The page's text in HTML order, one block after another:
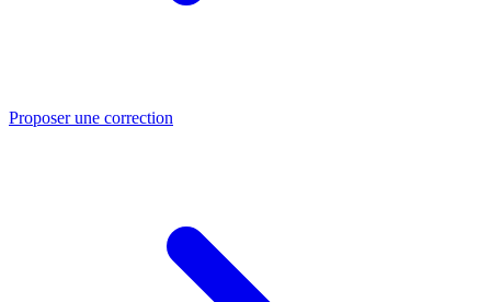
Proposer une correction